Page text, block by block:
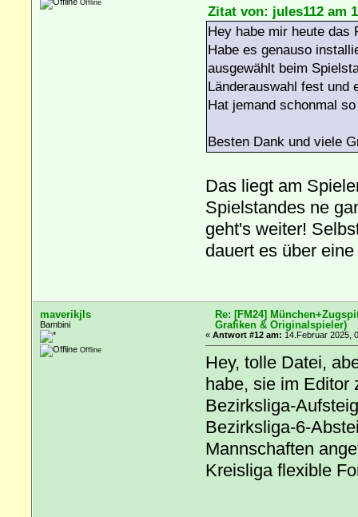
Offline
Zitat von: jules112 am
Hey habe mir heute das
Habe es genauso
ausgewählt beim
Länderauswahl fest und
Hat jemand schonmal
Besten Dank und viele
Das liegt am
Spielstandes ne
geht's weiter!
dauert es über
maverikjls
Bambini
Offline
Re: [FM24]
Grafiken & Originalspieler)
« Antwort #12 am: 14.Februar 2025,
Hey, tolle Datei,
habe, sie im Editor
Bezirksliga-
Bezirksliga-6-
Mannschaften
Kreisliga flexible